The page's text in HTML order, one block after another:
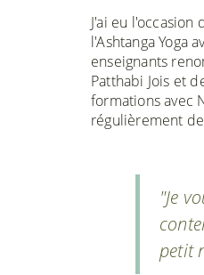
J'ai eu
l'Ashtanga Yoga
enseignants
Patthabi Jois et
formations avec
régulièrement
"Je
petit